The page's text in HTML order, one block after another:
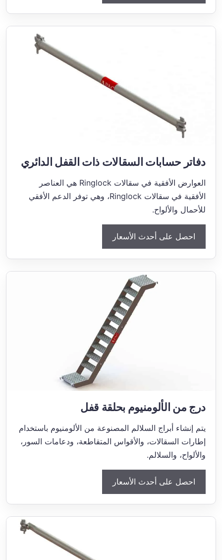
دفاتر حسابات السقالات ذات القفل الدائري
العوارض الأفقية في سقالات Ringlock هي العناصر
الأفقية في سقالات Ringlock، وهي توفر الدعم الأفقي
للأحمال والألواح.
احصل على أحدث الأسعار
درج من الألومنيوم بحلقة قفل
يتم إنشاء أبراج السلالم المصنوعة من الألومنيوم باستخدام
إطارات السقالات، والأقواس المتقاطعة، ودعامات السور،
والألواح، والسلالم.
احصل على أحدث الأسعار